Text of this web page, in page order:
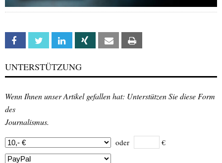
Facebook Twitter Linkedin Xing Email
UNTERSTÜTZUNG
Wenn Ihnen unser Artikel gefallen hat: Unterstützen Sie diese Form
des
Journalismus.
oder €